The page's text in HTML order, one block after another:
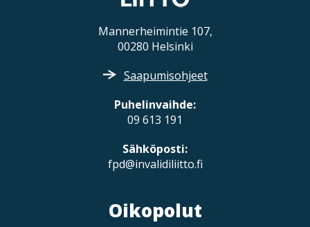
Mannerheimintie 107,
00280 Helsinki
Saapumisohjeet
Puhelinvaihde:
09 613 191
Sähköposti:
fpd@invalidiliitto.fi
Oikopolut